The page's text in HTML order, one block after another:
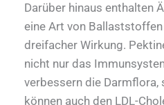
Darüber hinaus enthalten
eine Art von
dreifacher Wirkung.
nicht nur das
verbessern die Darmflora,
können auch den LDL-